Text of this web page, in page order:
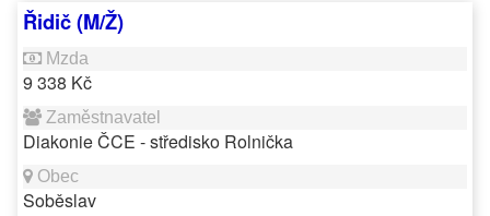
Řidič (M/Ž)
9 338 Kč
Diakonie ČCE - středisko Rolnička
Soběslav